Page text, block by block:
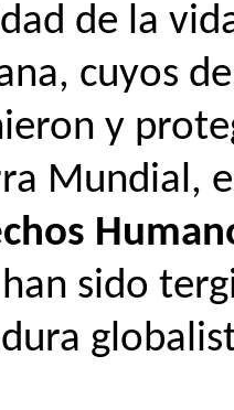
de la
cuyos
y
Mundial,
sido